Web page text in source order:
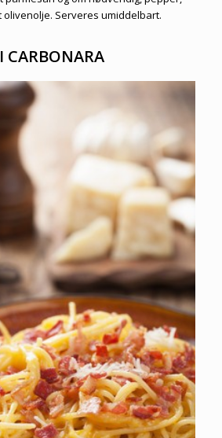
olivenolje. Serveres umiddelbart.
CARBONARA